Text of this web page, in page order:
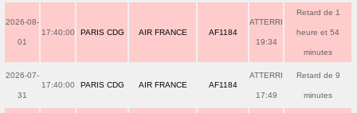
2026-08-
01
17:40:00 PARIS CDG AIR FRANCE AF1184
ATTERRI
19:34
Retard de 1
heure et 54
minutes
2026-07-
31
17:40:00 PARIS CDG AIR FRANCE AF1184
ATTERRI
17:49
Retard de 9
minutes